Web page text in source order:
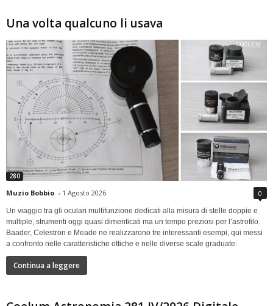
Una volta qualcuno li usava
280
Muzio Bobbio - 1 Agosto 2026 0
Un viaggio tra gli oculari multifunzione dedicati alla misura di stelle doppie e
multiple, strumenti oggi quasi dimenticati ma un tempo preziosi per l’astrofilo.
Baader, Celestron e Meade ne realizzarono tre interessanti esempi, qui messi
a confronto nelle caratteristiche ottiche e nelle diverse scale graduate.
Continua a leggere